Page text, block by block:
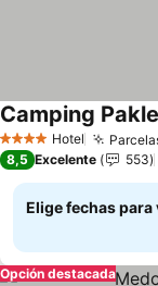
4 EstrellasHotel
Camping
8,5 Excelente 553
Elige fechas
Opción destacada